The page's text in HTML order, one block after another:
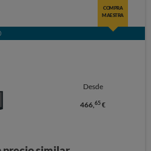
COMPRA
MAESTRA
Desde
466,65 €